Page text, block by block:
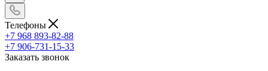
Телефоны
+7 968 893-82-88
+7 906-731-15-33
Заказать звонок